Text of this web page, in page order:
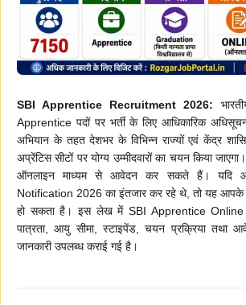
SBI Apprentice Recruitment 2026:
Apprentice पदों पर भर्ती के लिए आधिकारिक
अभियान के तहत देशभर के विभिन्न राज्यों एवं केंद्र
अप्रेंटिस सीटों पर योग्य उम्मीदवारों का चयन किया
ऑनलाइन माध्यम से आवेदन कर सकते हैं। यदि
Notification 2026 का इंतजार कर रहे थे, तो यह आपके
हो सकता है। इस लेख में SBI Apprentice
पात्रता, आयु सीमा, स्टाइपेंड, चयन प्रक्रिया तथा
जानकारी उपलब्ध कराई गई है।